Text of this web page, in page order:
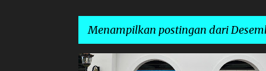
Menampilkan postingan dari